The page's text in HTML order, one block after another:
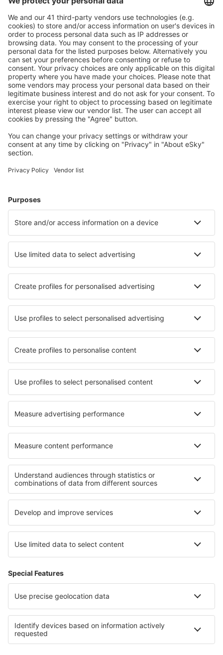
Bezproblémová rezervace s možností bezplatného
zrušení.
S námi ušetříte
Atraktivní ceny a speciální nabídky pro přihlášené
uživatele.
Ubytování dle vašeho gusta
Vyberte si z více než 1.3 milionu zařízení: hotelů,
apartmánů, chat a dalších.
Uživateli eSky nejčastěji hledané ubytování
Ubytování v Brazílii - Oblíbená města
Ubytování ve Florianopolis Ubytování v Cabo Frio
Ubytování in Passo de Camarajibe Ubytování in Itanhaém
Ubytování in Lauro de Freitas Ubytování in Visconde De Maua
Nejlepší ubytování - města
Ubytování in Montbenoît Ubytování in Olvega
Ubytování in Altreichenau Ubytování in Aghios Anna
Ubytování in Manawa Ubytování in Modlniczka
Ubytování Playa Negra Ubytování in Kasabonika Island
Nejlepší ubytování - regiony
Ubytování v oblasti Iguazú Ubytování na Copacabaně
Ubytování v Praia do Forte Ubytování ve Florianópolisu
Ubytování ve Fernando de Noronha Ubytování v Hondurasu
Ubytování v Rumunsku Ubytování in Suez
Ubytování in Galați County Ubytování v Yellowstonu